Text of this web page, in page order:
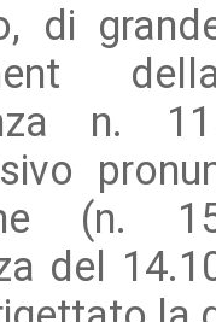
di
n.
(n.
del